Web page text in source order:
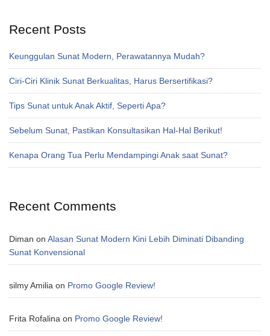
Recent Posts
Keunggulan Sunat Modern, Perawatannya Mudah?
Ciri-Ciri Klinik Sunat Berkualitas, Harus Bersertifikasi?
Tips Sunat untuk Anak Aktif, Seperti Apa?
Sebelum Sunat, Pastikan Konsultasikan Hal-Hal Berikut!
Kenapa Orang Tua Perlu Mendampingi Anak saat Sunat?
Recent Comments
Diman on Alasan Sunat Modern Kini Lebih Diminati Dibanding
Sunat Konvensional
silmy Amilia on Promo Google Review!
Frita Rofalina on Promo Google Review!